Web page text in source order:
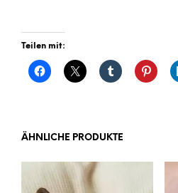
Teilen mit:
ÄHNLICHE PRODUKTE